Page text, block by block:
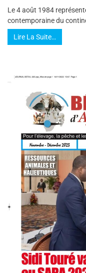
Le 4 août 1984
contemporaine du
Lire La Suite…